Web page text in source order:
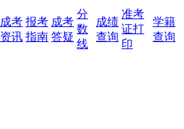
成考
资讯
报考
指南
成考
答疑
分
数
线
成绩
查询
准考
证打
印
学籍
查询